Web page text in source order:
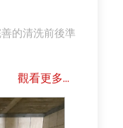
的清洗前後準
觀看更多...